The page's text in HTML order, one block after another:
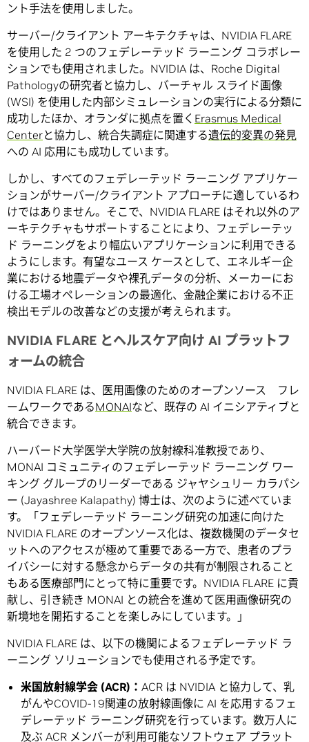
ント手法を使用しました。
サーバー/クライアント アーキテクチャは、NVIDIA FLARE
を使用した 2 つのフェデレーテッド ラーニング コラボレー
ションでも使用されました。NVIDIA は、Roche Digital
Pathologyの研究者と協力し、バーチャル スライド画像
(WSI) を使用した内部シミュレーションの実行による分類に
成功したほか、オランダに拠点を置く Erasmus Medical
Centerと協力し、統合失調症に関連する遺伝的変異の発見
への AI 応用にも成功しています。
しかし、すべてのフェデレーテッド ラーニング アプリケー
ションがサーバー/クライアント アプローチに適しているわ
けではありません。そこで、NVIDIA FLARE はそれ以外のア
ーキテクチャもサポートすることにより、フェデレーテッ
ド ラーニングをより幅広いアプリケーションに利用できる
ようにします。有望なユース ケースとして、エネルギー企
業における地震データや裸孔データの分析、メーカーにお
ける工場オペレーションの最適化、金融企業における不正
検出モデルの改善などの支援が考えられます。
NVIDIA FLARE とヘルスケア向け AI プラットフ
ォームの統合
NVIDIA FLARE は、医用画像のためのオープンソース フレ
ームワークであるMONAIなど、既存の AI イニシアティブと
統合できます。
ハーバード大学医学大学院の放射線科准教授であり、
MONAI コミュニティのフェデレーテッド ラーニング ワー
キング グループのリーダーである ジャヤシュリー カラパシ
ー (Jayashree Kalapathy) 博士は、次のように述べていま
す。「フェデレーテッド ラーニング研究の加速に向けた
NVIDIA FLARE のオープンソース化は、複数機関のデータセ
ットへのアクセスが極めて重要である一方で、患者のプラ
イバシーに対する懸念からデータの共有が制限されること
もある医療部門にとって特に重要です。NVIDIA FLARE に貢
献し、引き続き MONAI との統合を進めて医用画像研究の
新境地を開拓することを楽しみにしています。」
NVIDIA FLARE は、以下の機関によるフェデレーテッド ラ
ーニング ソリューションでも使用される予定です。
米国放射線学会 (ACR)： ACR は NVIDIA と協力して、乳
がんやCOVID-19関連の放射線画像に AI を応用するフェ
デレーテッド ラーニング研究を行っています。数万人に
及ぶ ACR メンバーが利用可能なソフトウェア プラット